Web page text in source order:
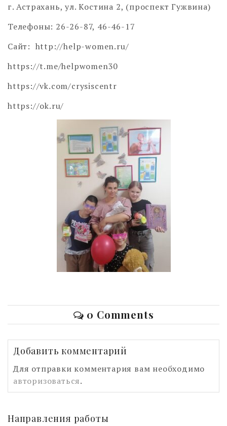
г. Астрахань, ул. Костина 2, (проспект Гужвина)
Телефоны: 26-26-87, 46-46-17
Сайт: http://help-women.ru/
https://t.me/helpwomen30
https://vk.com/crysiscentr
https://ok.ru/
0 Comments
Добавить комментарий
Для отправки комментария вам необходимо
авторизоваться.
Направления работы